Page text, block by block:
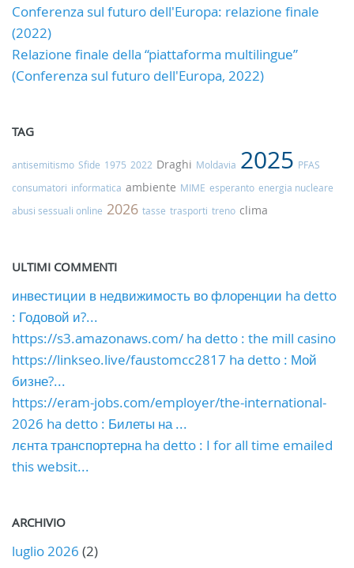
Conferenza sul futuro dell'Europa: relazione finale
(2022)
Relazione finale della “piattaforma multilingue”
(Conferenza sul futuro dell'Europa, 2022)
TAG
antisemitismo Sfide 1975 2022 Draghi Moldavia 2025 PFAS
consumatori informatica ambiente MIME esperanto energia nucleare
abusi sessuali online 2026 tasse trasporti treno clima
ULTIMI COMMENTI
инвестиции в недвижимость во флоренции ha detto
: Годовой и?...
https://s3.amazonaws.com/ ha detto : the mill casino
https://linkseo.live/faustomcc2817 ha detto : Мой
бизне?...
https://eram-jobs.com/employer/the-international-
2026 ha detto : Билеты на ...
лєнта транспортерна ha detto : I for all time emailed
this websit...
ARCHIVIO
luglio 2026 (2)